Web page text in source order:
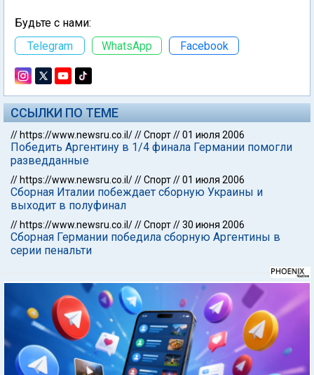
Будьте с нами:
Telegram
WhatsApp Facebook
ССЫЛКИ ПО ТЕМЕ
// https://www.newsru.co.il///Спорт//01 июля 2006
Победить Аргентину в 1/4 финала Германии помогли
разведданные
// https://www.newsru.co.il///Спорт//01 июля 2006
Сборная Италии побеждает сборную Украины и
выходит в полуфинал
// https://www.newsru.co.il///Спорт//30 июня 2006
Сборная Германии победила сборную Аргентины в
серии пенальти